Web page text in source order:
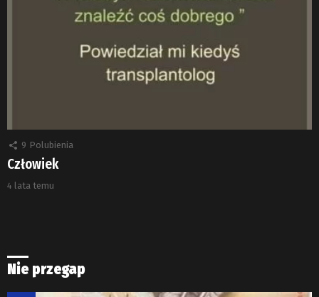
9 Polubienia
Człowiek
4 lata temu
Nie przegap